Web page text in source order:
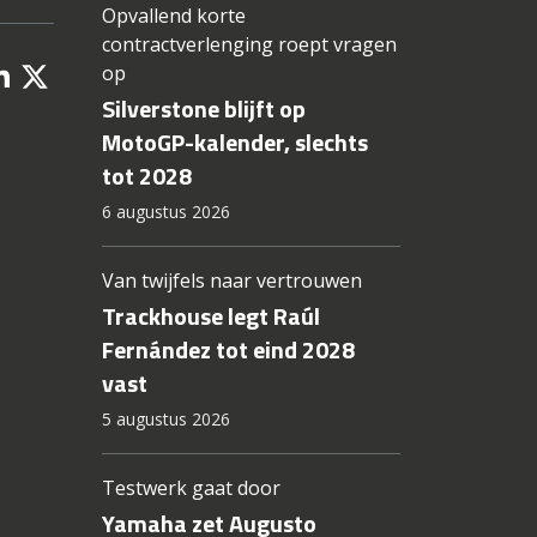
Opvallend korte
contractverlenging roept vragen
op
Silverstone blijft op
MotoGP-kalender, slechts
tot 2028
6 augustus 2026
Van twijfels naar vertrouwen
Trackhouse legt Raúl
Fernández tot eind 2028
vast
5 augustus 2026
Testwerk gaat door
Yamaha zet Augusto